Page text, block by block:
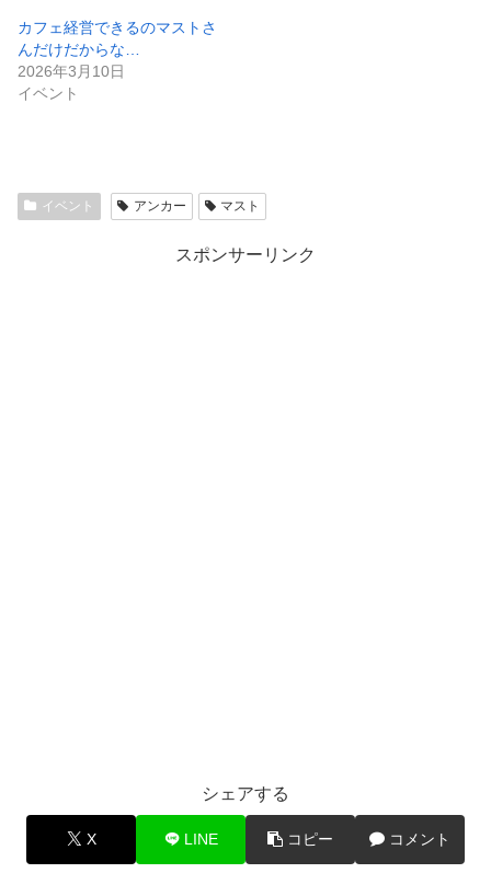
カフェ経営できるのマストさ
んだけだからな…
2026年3月10日
イベント
イベント アンカー マスト
スポンサーリンク
シェアする
X LINE コピー コメント